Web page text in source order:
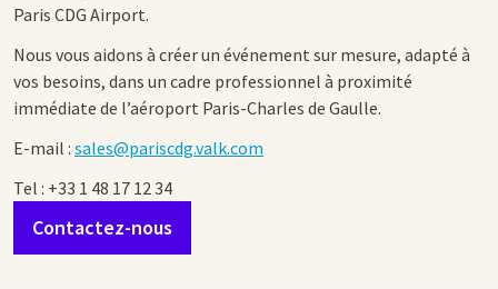
Paris CDG Airport.
Nous vous aidons à créer un événement sur mesure, adapté à
vos besoins, dans un cadre professionnel à proximité
immédiate de l’aéroport Paris-Charles de Gaulle.
E-mail : sales@pariscdg.valk.com
Tel : +33 1 48 17 12 34
Contactez-nous